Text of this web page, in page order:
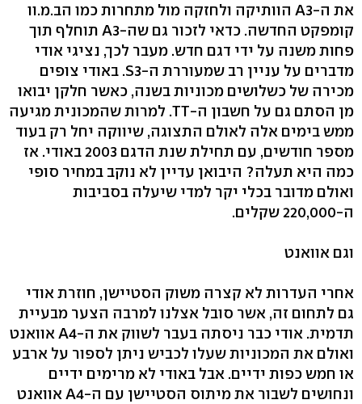
את ה-A3 הוותיקה ולחזקה מול מתחרות כמו הב.מ.וו
קומפקט החדשה. כדאי לזכור גם שה-A3 תוחלף תוך
פחות משנה על ידי דגם חדש. מעבר לכך, נציגי אודי
מדברים על עניין רב שמעוררת ה-S3. באודי צופים
מכירה של כשלושים מכוניות בשנה, כאשר חלקן יבואו
מן הסתם גם על חשבון ה-TT. למרות שהמכונית מגיעה
ממש בימים אלה לאולם התצוגה, שיווקה יחל רק בעוד
מספר חודשים, עם תחילת שנת הדגם 2003 באודי. אז
כמה היא תעלה? היבואן עדיין לא נוקב במחיר סופי
ואולם מדובר בכלי יקר למדי שיעלה בסביבות
ה-220,000 שקלים.
וגם אוואנט
אחרי העדרות לא קצרה משוק הסטיישן, חוזרת אודי
גם לתחום זה, אשר סובל אצלנו למרבה הצער מבעיית
תדמית. אודי כבר ניסתה בעבר לשווק את ה-A4 אוואנט
ואולם את המכוניות שעלו לכביש ניתן לספור על ארבע
או חמש כפות ידיים. אבל באודי לא מרימים ידיים
ונחושים לשבור את מיתוס הסטיישן עם ה-A4 אוואנט